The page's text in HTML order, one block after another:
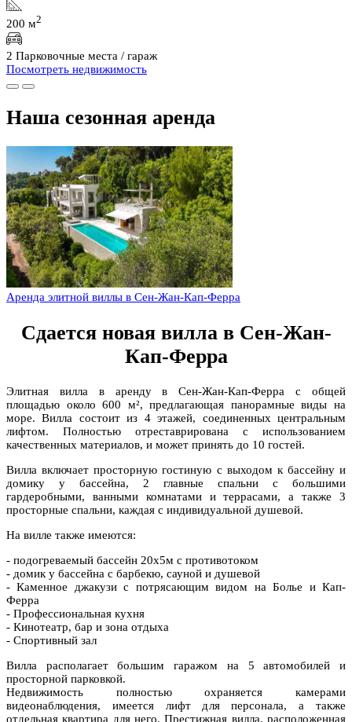
200 м2
2 Парковочные места / гараж
Посмотреть недвижимость
Наша сезонная аренда
Аренда элитной виллы в Сен-Жан-Кап-Ферра
Сдается новая вилла в Сен-Жан-
Кап-Ферра
Элитная вилла в аренду в Сен-Жан-Кап-Ферра с общей
площадью около 600 м², предлагающая панорамные виды на
море. Вилла состоит из 4 этажей, соединенных центральным
лифтом. Полностью отреставрирована с использованием
качественных материалов, и может принять до 10 гостей.
Вилла включает просторную гостиную с выходом к бассейну и
домику у бассейна, 2 главные спальни с большими
гардеробными, ванными комнатами и террасами, а также 3
просторные спальни, каждая с индивидуальной душевой.
На вилле также имеются:
- подогреваемый бассейн 20х5м с противотоком
- домик у бассейна с барбекю, сауной и душевой
- Каменное джакузи с потрясающим видом на Болье и Кап-
Ферра
- Профессиональная кухня
- Кинотеатр, бар и зона отдыха
- Спортивный зал
Вилла располагает большим гаражом на 5 автомобилей и
просторной парковкой.
Недвижимость полностью охраняется камерами
видеонаблюдения, имеется лифт для персонала, а также
отдельная квартира для него. Престижная вилла, расположенная